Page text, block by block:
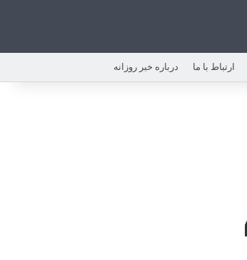
ارتباط با ما درباره خبر روزانه